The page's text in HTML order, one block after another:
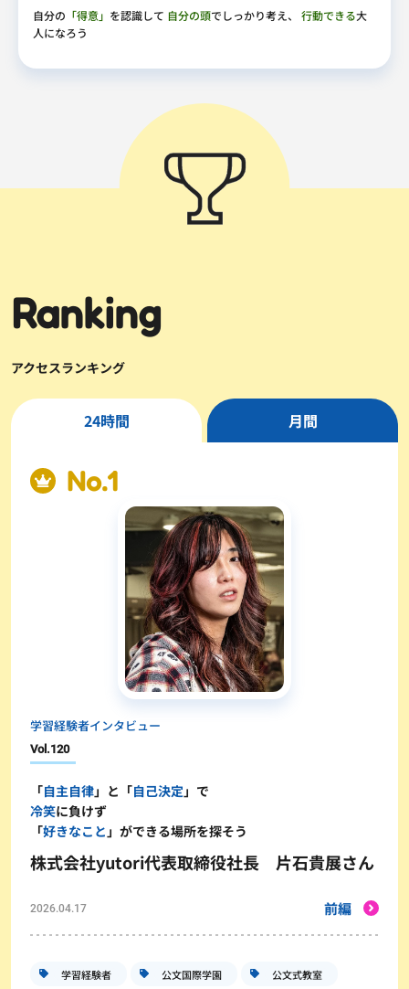
自分の 「得意」 を認識して 自分の頭でしっかり考え、 行動できる大
人になろう
Ranking
アクセスランキング
24時間 月間
学習経験者インタビュー
Vol.120
「自主自律」と「自己決定 」で
冷笑に負けず
「好きなこと 」ができる場所を探そう
株式会社yutori代表取締役社長 片石貴展さん
2026.04.17 前編
学習経験者 公文国際学園 公文式教室